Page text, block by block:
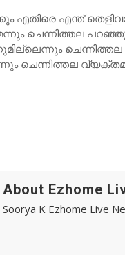
എതിരെ എന്ത്
ചെന്നിത്തല
ചെന്നിത്തല
About Ezhome
Soorya K Ezhome Live